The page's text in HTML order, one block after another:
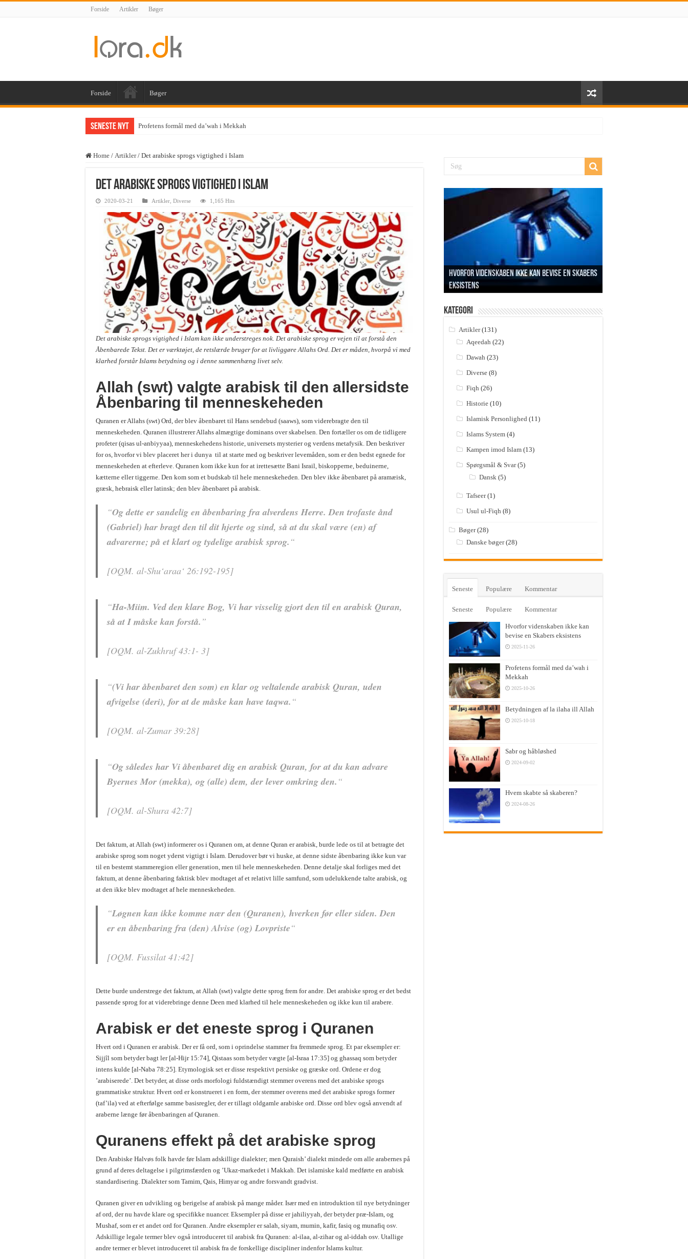
Forside Artikler Bøger
Forside Bøger
Seneste nyt Profetens formål med da’wah i Mekkah
Home / Artikler / Det arabiske sprogs vigtighed i Islam
Det arabiske sprogs vigtighed i Islam
2020-03-21 Artikler Diverse 1,165 Hits
Det arabiske sprogs vigtighed i Islam kan ikke understreges nok. Det arabiske sprog er vejen til at forstå den
Åbenbarede Tekst. Det er værktøjet, de retslærde bruger for at livliggøre Allahs Ord. Det er måden, hvorpå vi med
klarhed forstår Islams betydning og i denne sammenhæng livet selv.
Allah (swt) valgte arabisk til den allersidste
Åbenbaring til menneskeheden
Quranen er Allahs (swt) Ord, der blev åbenbaret til Hans sendebud (saaws), som viderebragte den til
menneskeheden. Quranen illustrerer Allahs almægtige dominans over skabelsen. Den fortæller os om de tidligere
profeter (qisas ul-anbiyyaa), menneskehedens historie, universets mysterier og verdens metafysik. Den beskriver
for os, hvorfor vi blev placeret her i dunya til at starte med og beskriver levemåden, som er den bedst egnede for
menneskeheden at efterleve. Quranen kom ikke kun for at irettesætte Bani Israil, biskopperne, beduinerne,
kætterne eller tiggerne. Den kom som et budskab til hele menneskeheden. Den blev ikke åbenbaret på aramæisk,
græsk, hebraisk eller latinsk; den blev åbenbaret på arabisk.
“Og dette er sandelig en åbenbaring fra alverdens Herre. Den trofaste ånd
(Gabriel) har bragt den til dit hjerte og sind, så at du skal være (en) af
advarerne; på et klart og tydelige arabisk sprog. “
[OQM. al-Shu‘araa‘ 26:192-195]
“Ha-Miim. Ved den klare Bog, Vi har visselig gjort den til en arabisk Quran,
så at I måske kan forstå. ”
[OQM. al-Zukhruf 43:1- 3]
“(Vi har åbenbaret den som) en klar og veltalende arabisk Quran, uden
afvigelse (deri), for at de måske kan have taqwa. “
[OQM. al-Zumar 39:28]
“Og således har Vi åbenbaret dig en arabisk Quran, for at du kan advare
Byernes Mor (mekka), og (alle) dem, der lever omkring den. “
[OQM. al-Shura 42:7]
Det faktum, at Allah (swt) informerer os i Quranen om, at denne Quran er arabisk, burde lede os til at betragte det
arabiske sprog som noget yderst vigtigt i Islam. Derudover bør vi huske, at denne sidste åbenbaring ikke kun var
til en bestemt stammeregion eller generation, men til hele menneskeheden. Denne detalje skal forliges med det
faktum, at denne åbenbaring faktisk blev modtaget af et relativt lille samfund, som udelukkende talte arabisk, og
at den ikke blev modtaget af hele menneskeheden.
“Løgnen kan ikke komme nær den (Quranen), hverken før eller siden. Den
er en åbenbaring fra (den) Alvise (og) Lovpriste“
[OQM. Fussilat 41:42]
Dette burde understrege det faktum, at Allah (swt) valgte dette sprog frem for andre. Det arabiske sprog er det bedst
passende sprog for at viderebringe denne Deen med klarhed til hele menneskeheden og ikke kun til arabere.
Arabisk er det eneste sprog i Quranen
Hvert ord i Quranen er arabisk. Der er få ord, som i oprindelse stammer fra fremmede sprog. Et par eksempler er:
Sijjîl som betyder bagt ler [al-Hijr 15:74], Qistaas som betyder vægte [al-Israa 17:35] og ghassaq som betyder
intens kulde [al-Naba 78:25]. Etymologisk set er disse respektivt persiske og græske ord. Ordene er dog
’arabiserede’. Det betyder, at disse ords morfologi fuldstændigt stemmer overens med det arabiske sprogs
grammatiske struktur. Hvert ord er konstrueret i en form, der stemmer overens med det arabiske sprogs former
(taf’ila) ved at efterfølge samme basisregler, der er tillagt oldgamle arabiske ord. Disse ord blev også anvendt af
araberne længe før åbenbaringen af Quranen.
Quranens effekt på det arabiske sprog
Den Arabiske Halvøs folk havde før Islam adskillige dialekter; men Quraish’ dialekt mindede om alle arabernes på
grund af deres deltagelse i pilgrimsfærden og ’Ukaz-markedet i Makkah. Det islamiske kald medførte en arabisk
standardisering. Dialekter som Tamim, Qais, Himyar og andre forsvandt gradvist.
Quranen giver en udvikling og berigelse af arabisk på mange måder. Især med en introduktion til nye betydninger
af ord, der nu havde klare og specifikke nuancer. Eksempler på disse er jahiliyyah, der betyder præ-Islam, og
Mushaf, som er et andet ord for Quranen. Andre eksempler er salah, siyam, mumin, kafir, fasiq og munafiq osv.
Adskillige legale termer blev også introduceret til arabisk fra Quranen: al-ilaa, al-zihar og al-iddah osv. Utallige
andre termer er blevet introduceret til arabisk fra de forskellige discipliner indenfor Islams kultur.
Hvorfor videnskaben ikke kan bevise en Skabers
eksistens
Profetens formål med da’wah i Mekkah
Betydningen af la ilaha ill Allah
Sabr og håbløshed
Hvem skabte så skaberen?
Kategori
Artikler(131)
Aqeedah (22)
Dawah (23)
Diverse(8)
Fiqh (26)
Historie(10)
Islamisk Personlighed(11)
Islams System(4)
Kampen imod Islam(13)
Spørgsmål & Svar(5)
Dansk(5)
Tafseer(1)
Usul ul-Fiqh (8)
Bøger(28)
Danske bøger(28)
Seneste Populære Kommentar
Seneste Populære Kommentar
Hvorfor videnskaben ikke kan
bevise en Skabers eksistens
2025-11-26
Profetens formål med da’wah i
Mekkah
2025-10-26
Betydningen af la ilaha ill Allah
2025-10-18
Sabr og håbløshed
2024-09-02
Hvem skabte så skaberen?
2024-08-26